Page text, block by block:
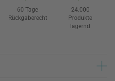
60 Tage
Rückgaberecht
24.000
Produkte
lagernd